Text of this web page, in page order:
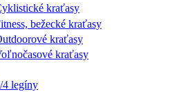
kraťasy
bežecké kraťasy
kraťasy
kraťasy
4 legíny